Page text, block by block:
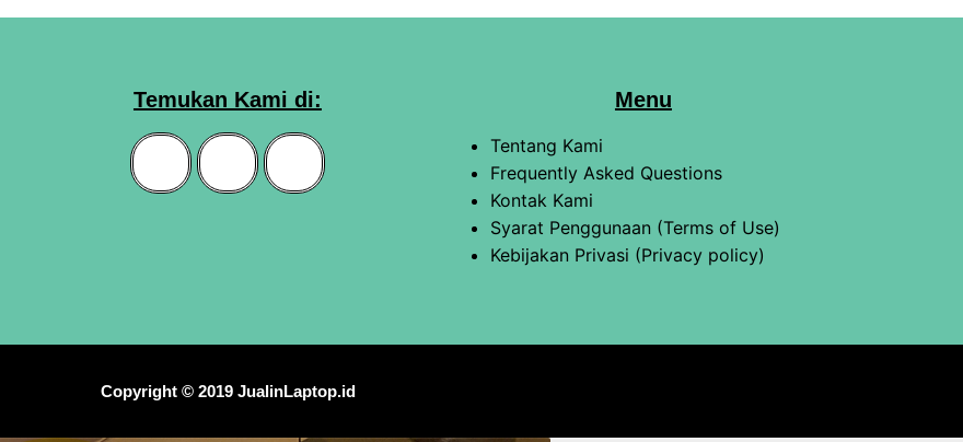
Temukan Kami di: Menu
Tentang Kami
Frequently Asked Questions
Kontak Kami
Syarat Penggunaan (Terms of Use)
Kebijakan Privasi (Privacy policy)
Copyright © 2019 JualinLaptop.id